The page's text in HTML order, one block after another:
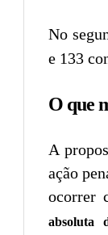
No
e 133
O que
A
ação
ocorrer
absoluta